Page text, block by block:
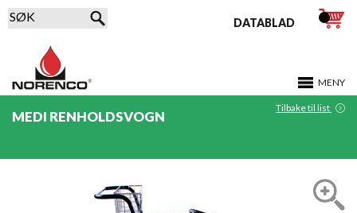
MENY
DATABLAD
MEDI RENHOLDSVOGN
Tilbake til list